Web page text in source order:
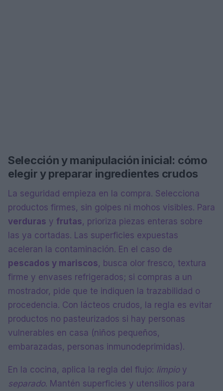
Selección y manipulación inicial: cómo
elegir y preparar ingredientes crudos
La seguridad empieza en la compra. Selecciona
productos firmes, sin golpes ni mohos visibles. Para
verduras y frutas, prioriza piezas enteras sobre
las ya cortadas. Las superficies expuestas
aceleran la contaminación. En el caso de
pescados y mariscos, busca olor fresco, textura
firme y envases refrigerados; si compras a un
mostrador, pide que te indiquen la trazabilidad o
procedencia. Con lácteos crudos, la regla es evitar
productos no pasteurizados si hay personas
vulnerables en casa (niños pequeños,
embarazadas, personas inmunodeprimidas).
En la cocina, aplica la regla del flujo: limpioy
separado. Mantén superficies y utensilios para